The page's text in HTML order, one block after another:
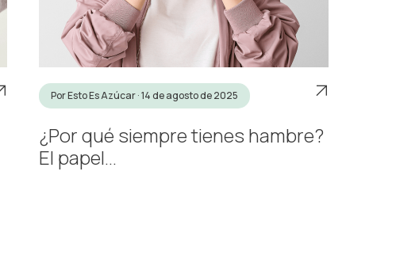
Por Esto Es Azúcar · 14 de agosto de 2025
¿Por qué siempre tienes hambre?
El papel...